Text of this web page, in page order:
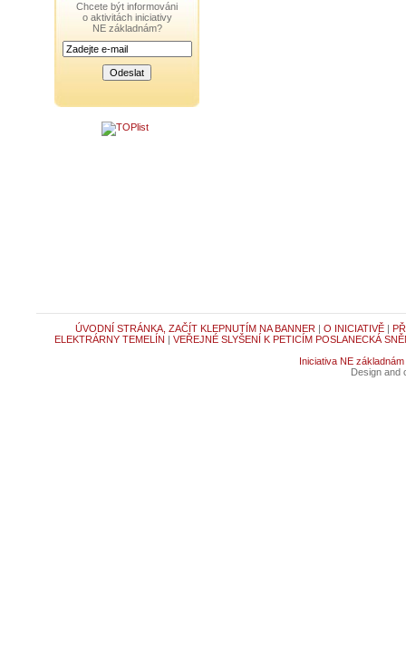
Chcete být informováni
o aktivitách iniciativy
NE základnám?
ÚVODNÍ STRÁNKA, ZAČÍT KLEPNUTÍM NA BANNER | O INICIATIVĚ|
ELEKTRÁRNY TEMELÍN | VEŘEJNÉ SLYŠENÍ K PETICÍM POSLANECKÁ
Iniciativa NE základnám
Design and